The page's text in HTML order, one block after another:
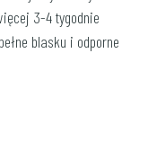
3-4 tygodnie
blasku i odporne